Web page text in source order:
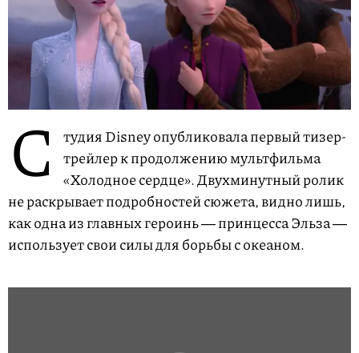
С
тудия Disney опубликовала первый тизер-
трейлер к продолжению мультфильма
«Холодное сердце». Двухминутный ролик
не раскрывает подробностей сюжета, видно лишь,
как одна из главных героинь ― принцесса Эльза ―
использует свои силы для борьбы с океаном.